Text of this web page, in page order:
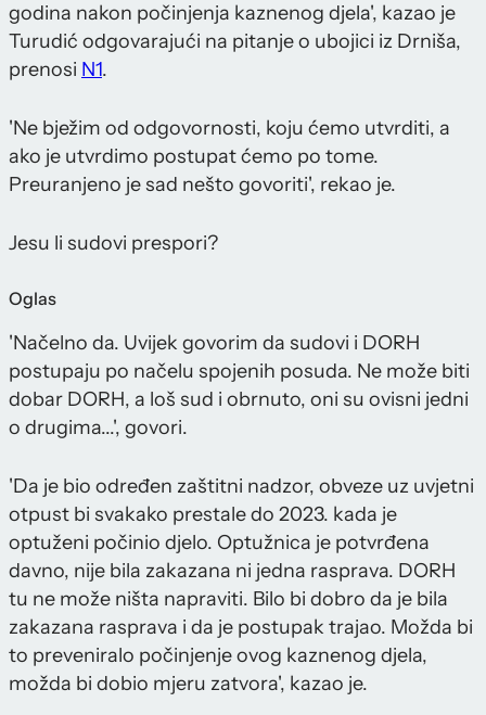
godina nakon počinjenja kaznenog djela', kazao je
Turudić odgovarajući na pitanje o ubojici iz Drniša,
prenosi N1.
'Ne bježim od odgovornosti, koju ćemo utvrditi, a
ako je utvrdimo postupat ćemo po tome.
Preuranjeno je sad nešto govoriti', rekao je.
Jesu li sudovi prespori?
Oglas
'Načelno da. Uvijek govorim da sudovi i DORH
postupaju po načelu spojenih posuda. Ne može biti
dobar DORH, a loš sud i obrnuto, oni su ovisni jedni
o drugima...', govori.
'Da je bio određen zaštitni nadzor, obveze uz uvjetni
otpust bi svakako prestale do 2023. kada je
optuženi počinio djelo. Optužnica je potvrđena
davno, nije bila zakazana ni jedna rasprava. DORH
tu ne može ništa napraviti. Bilo bi dobro da je bila
zakazana rasprava i da je postupak trajao. Možda bi
to preveniralo počinjenje ovog kaznenog djela,
možda bi dobio mjeru zatvora', kazao je.